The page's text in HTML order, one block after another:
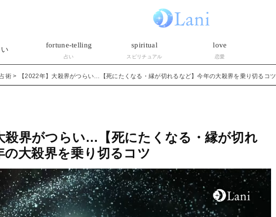
fortune-telling
占い
spiritual
スピリチュアル
love
恋愛
術 【2022年】大殺界がつらい…【死にたくなる・縁が切れるなど】今年の大殺界を乗り切るコツ
殺界がつらい…【死にたくなる・縁が切れ
の大殺界を乗り切るコツ